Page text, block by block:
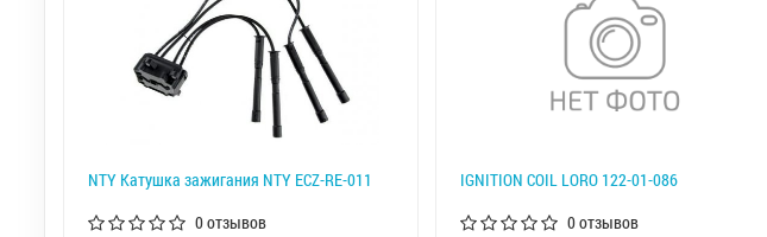
NTY Катушка зажигания NTY ECZ-RE-011
0 отзывов
IGNITION COIL LORO 122-01-086
0 отзывов